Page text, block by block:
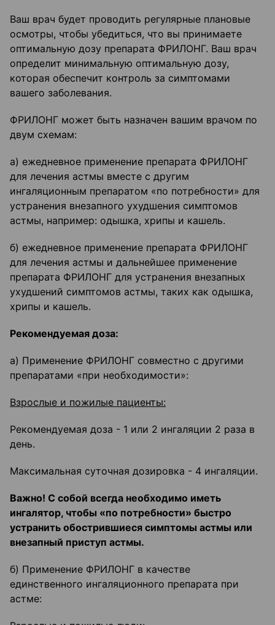
Ваш врач будет проводить регулярные плановые
осмотры, чтобы убедиться, что вы принимаете
оптимальную дозу препарата ФРИЛОНГ. Ваш врач
определит минимальную оптимальную дозу,
которая обеспечит контроль за симптомами
вашего заболевания.
ФРИЛОНГ может быть назначен вашим врачом по
двум схемам:
а) ежедневное применение препарата ФРИЛОНГ
для лечения астмы вместе с другим
ингаляционным препаратом «по потребности» для
устранения внезапного ухудшения симптомов
астмы, например: одышка, хрипы и кашель.
б) ежедневное применение препарата ФРИЛОНГ
для лечения астмы и дальнейшее применение
препарата ФРИЛОНГ для устранения внезапных
ухудшений симптомов астмы, таких как одышка,
хрипы и кашель.
Рекомендуемая доза:
а) Применение ФРИЛОНГ совместно с другими
препаратами «при необходимости»:
Взрослые и пожилые пациенты:
Рекомендуемая доза - 1 или 2 ингаляции 2 раза в
день.
Максимальная суточная дозировка - 4 ингаляции.
Важно! С собой всегда необходимо иметь
ингалятор, чтобы «по потребности» быстро
устранить обострившиеся симптомы астмы или
внезапный приступ астмы.
б) Применение ФРИЛОНГ в качестве
единственного ингаляционного препарата при
астме: